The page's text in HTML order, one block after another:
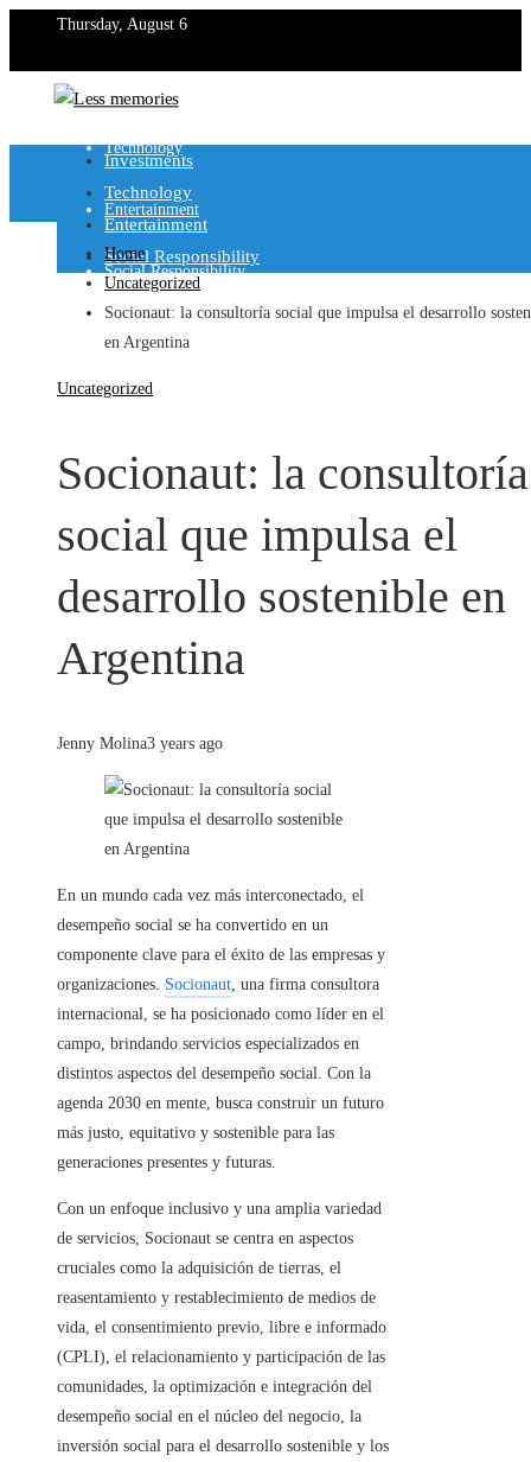
Thursday, August 6
Technology
Entertainment
Social Responsibility
Investments
Technology
Entertainment
Social Responsibility
Home
Uncategorized
Socionaut: la consultoría social que impulsa el desarrollo
en Argentina
Uncategorized
Socionaut: la consultoría
social que impulsa el
desarrollo sostenible en
Argentina
Jenny Molina3 years ago
En un mundo cada vez más interconectado, el
desempeño social se ha convertido en un
componente clave para el éxito de las empresas y
organizaciones. Socionaut, una firma consultora
internacional, se ha posicionado como líder en el
campo, brindando servicios especializados en
distintos aspectos del desempeño social. Con la
agenda 2030 en mente, busca construir un futuro
más justo, equitativo y sostenible para las
generaciones presentes y futuras.
Con un enfoque inclusivo y una amplia variedad
de servicios, Socionaut se centra en aspectos
cruciales como la adquisición de tierras, el
reasentamiento y restablecimiento de medios de
vida, el consentimiento previo, libre e informado
(CPLI), el relacionamiento y participación de las
comunidades, la optimización e integración del
desempeño social en el núcleo del negocio, la
inversión social para el desarrollo sostenible y los